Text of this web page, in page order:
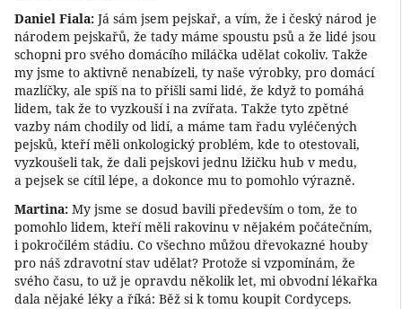
Daniel Fiala: Já sám jsem pejskař, a vím, že i český národ je
národem pejskařů, že tady máme spoustu psů a že lidé jsou
schopni pro svého domácího miláčka udělat cokoliv. Takže
my jsme to aktivně nenabízeli, ty naše výrobky, pro domácí
mazlíčky, ale spíš na to přišli sami lidé, že když to pomáhá
lidem, tak že to vyzkouší i na zvířata. Takže tyto zpětné
vazby nám chodily od lidí, a máme tam řadu vyléčených
pejsků, kteří měli onkologický problém, kde to otestovali,
vyzkoušeli tak, že dali pejskovi jednu lžičku hub v medu,
a pejsek se cítil lépe, a dokonce mu to pomohlo výrazně.
Martina: My jsme se dosud bavili především o tom, že to
pomohlo lidem, kteří měli rakovinu v nějakém počátečním,
i pokročilém stádiu. Co všechno můžou dřevokazné houby
pro náš zdravotní stav udělat? Protože si vzpomínám, že
svého času, to už je opravdu několik let, mi obvodní lékařka
dala nějaké léky a říká: Běž si k tomu koupit Cordyceps.